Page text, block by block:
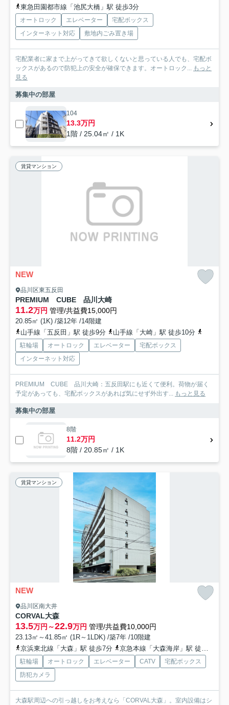
東急田園都市線「池尻大橋」駅 徒歩3分
オートロック エレベーター
宅配ボックス
インターネット対応
敷地内ごみ置き場
宅配業者に家まで上がってきて欲しくないと思っている人でも、宅配ボ
ックスがあるので防犯上の安全が確保できます。オートロック... もっと
見る
募集中の部屋
104
13.3万円
1階 / 25.04㎡ / 1K
賃貸マンション
NEW
品川区東五反田
PREMIUM CUBE 品川大崎
11.2万円 管理/共益費15,000円
20.85㎡ (1K) /築12年 /14階建
山手線「五反田」駅 徒歩9分
山手線「大崎」駅 徒歩10分
駐輪場 オートロック エレベーター
宅配ボックス
インターネット対応
PREMIUM CUBE 品川大崎：五反田駅にも近くて便利。荷物が届く
予定があっても、宅配ボックスがあれば気にせず外出す... もっと見る
募集中の部屋
8階
11.2万円
8階 / 20.85㎡ / 1K
賃貸マンション
NEW
品川区南大井
CORVAL大森
13.5万円～22.9万円 管理/共益費10,000円
23.13㎡～41.85㎡ (1R～1LDK) /築7年 /10階建
京浜東北線「大森」駅 徒歩7分
京急本線「大森海岸」駅 徒歩13分
駐輪場 オートロック エレベーター CATV
宅配ボックス
防犯カメラ
大森駅周辺への引っ越しをお考えなら「CORVAL大森」。室内設備はシ